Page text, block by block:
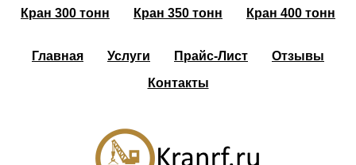
Кран 300 тонн
Кран 350 тонн Кран 400 тонн
Главная Услуги Прайс-Лист
Отзывы
Контакты